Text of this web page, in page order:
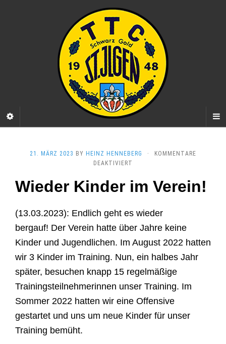
21. MÄRZ 2023 BY HEINZ HENNEBERG ·
KOMMENTARE
DEAKTIVIERT
Wieder Kinder im Verein!
(13.03.2023): Endlich geht es wieder
bergauf! Der Verein hatte über Jahre keine
Kinder und Jugendlichen. Im August 2022 hatten
wir 3 Kinder im Training. Nun, ein halbes Jahr
später, besuchen knapp 15 regelmäßige
Trainingsteilnehmerinnen unser Training. Im
Sommer 2022 hatten wir eine Offensive
gestartet und uns um neue Kinder für unser
Training bemüht.